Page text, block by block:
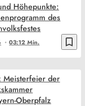
bookmark_border
03:12 Min.
Höhepunkte:
des
Meisterfeier der
Oberpfalz